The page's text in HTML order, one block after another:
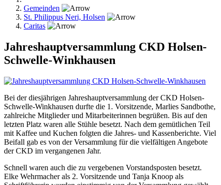
Gemeinden
St. Philippus Neri, Holsen
Caritas
Jahreshauptversammlung CKD Holsen-
Schwelle-Winkhausen
Bei der diesjährigen Jahreshauptversammlung der CKD Holsen-
Schwelle-Winkhausen durfte die 1. Vorsitzende, Marlies Sandbothe,
zahlreiche Mitglieder und Mitarbeiterinnen begrüßen. Bis auf den
letzten Platz waren alle Stühle besetzt. Nach dem gemütlichen Teil
mit Kaffee und Kuchen folgten die Jahres- und Kassenberichte. Viel
Beifall gab es von der Versammlung für die vielfältigen Angebote
der CKD im vergangenen Jahr.
Schnell waren auch die zu vergebenen Vorstandsposten besetzt.
Elke Wehrmacher als 2. Vorsitzende und Tanja Knoop als